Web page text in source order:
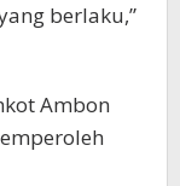
berlaku,”
Ambon